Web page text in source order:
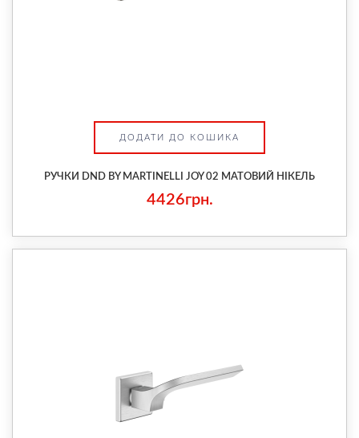
ДОДАТИ ДО КОШИКА
РУЧКИ DND BY MARTINELLI JOY 02 МАТОВИЙ НІКЕЛЬ
4426грн.